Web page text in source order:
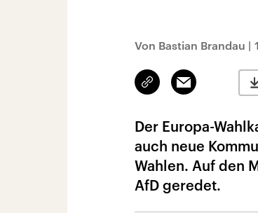
Von Bastian Brandau |
Link
kopieren/teilen
Email
Der Europa-
auch neue
Wahlen. Auf den
AfD geredet.